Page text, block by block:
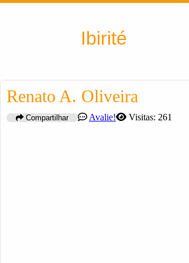
Ibirité
Renato A. Oliveira
Compartilhar Avalie! Visitas: 261